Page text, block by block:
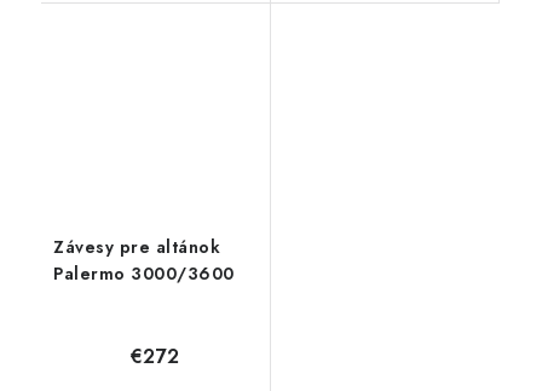
Závesy pre altánok
Palermo 3000/3600
€272